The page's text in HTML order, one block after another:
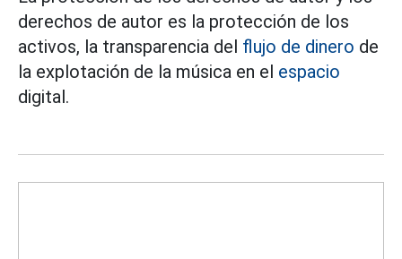
derechos de autor es la protección de los
activos, la transparencia del flujo de dinero de
la explotación de la música en el espacio
digital.